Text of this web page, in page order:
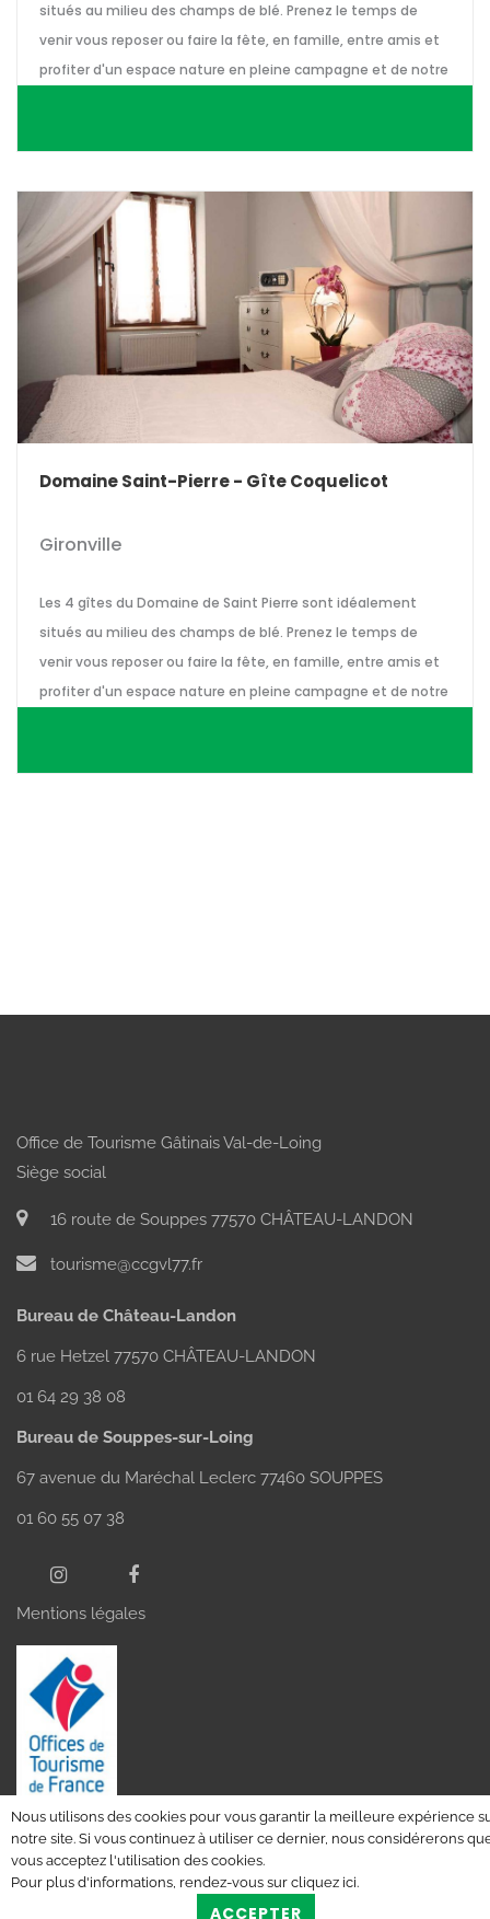
situés au milieu des champs de blé. Prenez le temps de
venir vous reposer ou faire la fête, en famille, entre amis et
profiter d'un espace nature en pleine campagne et de notre
Domaine Saint-Pierre - Gîte Coquelicot
Gironville
Les 4 gîtes du Domaine de Saint Pierre sont idéalement
situés au milieu des champs de blé. Prenez le temps de
venir vous reposer ou faire la fête, en famille, entre amis et
profiter d'un espace nature en pleine campagne et de notre
Office de Tourisme Gâtinais Val-de-Loing
Siège social
16 route de Souppes 77570 CHÂTEAU-LANDON
tourisme@ccgvl77.fr
Bureau de Château-Landon
6 rue Hetzel 77570 CHÂTEAU-LANDON
01 64 29 38 08
Bureau de Souppes-sur-Loing
67 avenue du Maréchal Leclerc 77460 SOUPPES
01 60 55 07 38
Mentions légales
Nous utilisons des cookies pour vous garantir la meilleure expérience
notre site. Si vous continuez à utiliser ce dernier, nous considérerons
vous acceptez l'utilisation des cookies.
Pour plus d'informations, rendez-vous sur cliquez ici.
ACCEPTER